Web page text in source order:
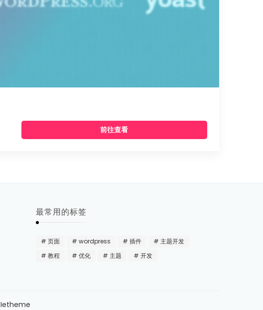
前往查看
最常用的标签
页面 wordpress 插件
主题开发
教程
优化 主题 开发
Ietheme
信息